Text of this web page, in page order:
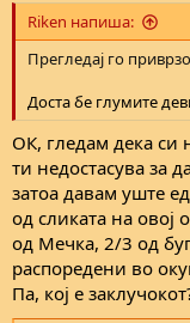
Riken напиша:
Прегледај го
Доста бе глумите
ОК, гледам дека си
ти недостасува за
затоа давам уште
од сликата на овој
од Мечка, 2/3 од
распоредени во
Па, кој е